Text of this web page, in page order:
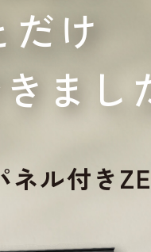
け
まし
ネル付き